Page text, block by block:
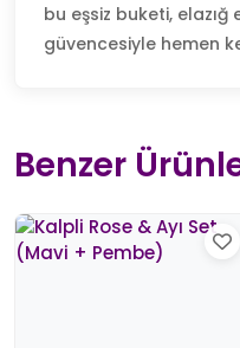
bu eşsiz buketi,
güvencesiyle hemen
Benzer